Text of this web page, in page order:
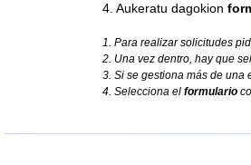
4. Aukeratu dagokion
1. Para realizar solicitudes
2. Una vez dentro, hay que
3. Si se gestiona más de una
4. Selecciona el formulario